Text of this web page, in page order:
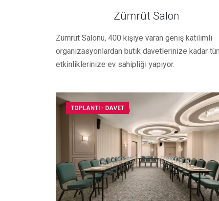
Zümrüt Salon
Zümrüt Salonu, 400 kişiye varan geniş katılımlı
organizasyonlardan butik davetlerinize kadar
etkinliklerinize ev sahipliği yapıyor.
TOPLANTI - DAVET